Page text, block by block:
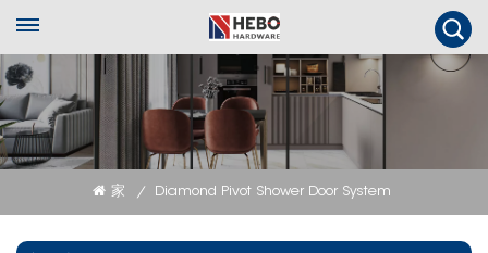
家 / Diamond Pivot Shower Door System